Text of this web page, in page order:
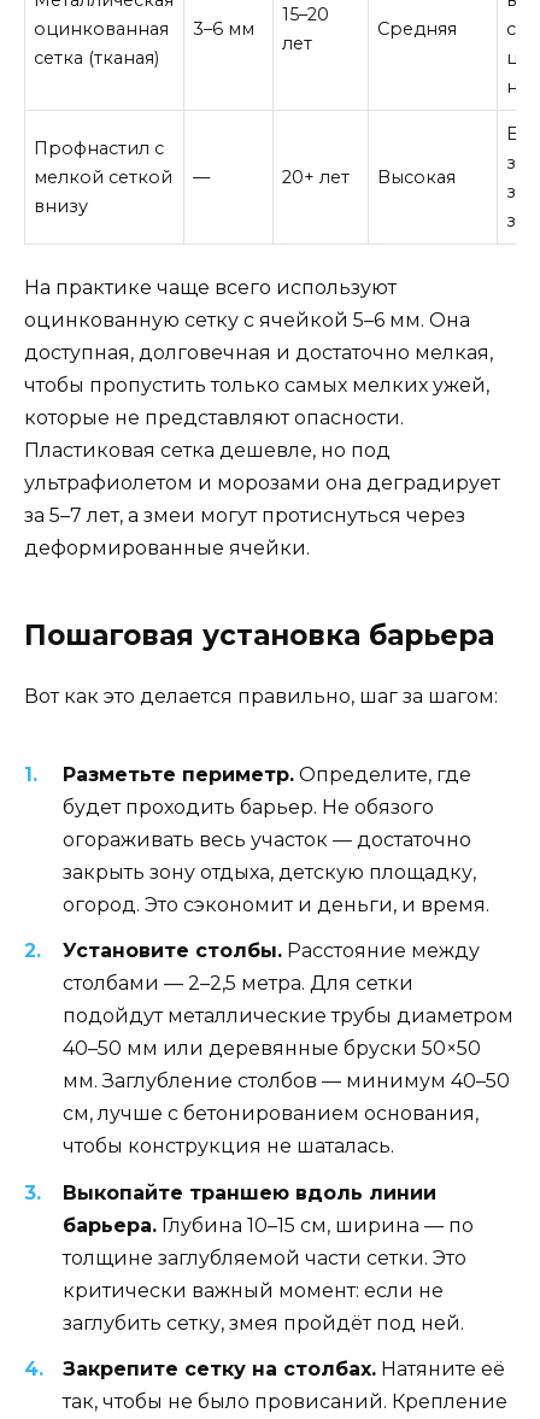
оцинкованная
сетка (тканая)
3–6 мм
15–20
лет
Средняя
Профнастил с
мелкой сеткой
внизу
— 20+ лет Высокая
На практике чаще всего используют
оцинкованную сетку с ячейкой 5–6 мм. Она
доступная, долговечная и достаточно мелкая,
чтобы пропустить только самых мелких ужей,
которые не представляют опасности.
Пластиковая сетка дешевле, но под
ультрафиолетом и морозами она деградирует
за 5–7 лет, а змеи могут протиснуться через
деформированные ячейки.
Пошаговая установка барьера
Вот как это делается правильно, шаг за шагом:
Разметьте периметр. Определите, где
будет проходить барьер. Не обязого
огораживать весь участок — достаточно
закрыть зону отдыха, детскую площадку,
огород. Это сэкономит и деньги, и время.
Установите столбы. Расстояние между
столбами — 2–2,5 метра. Для сетки
подойдут металлические трубы диаметром
40–50 мм или деревянные бруски 50×50
мм. Заглубление столбов — минимум 40–50
см, лучше с бетонированием основания,
чтобы конструкция не шаталась.
Выкопайте траншею вдоль линии
барьера. Глубина 10–15 см, ширина — по
толщине заглубляемой части сетки. Это
критически важный момент: если не
заглубить сетку, змея пройдёт под ней.
Закрепите сетку на столбах. Натяните её
так, чтобы не было провисаний. Крепление